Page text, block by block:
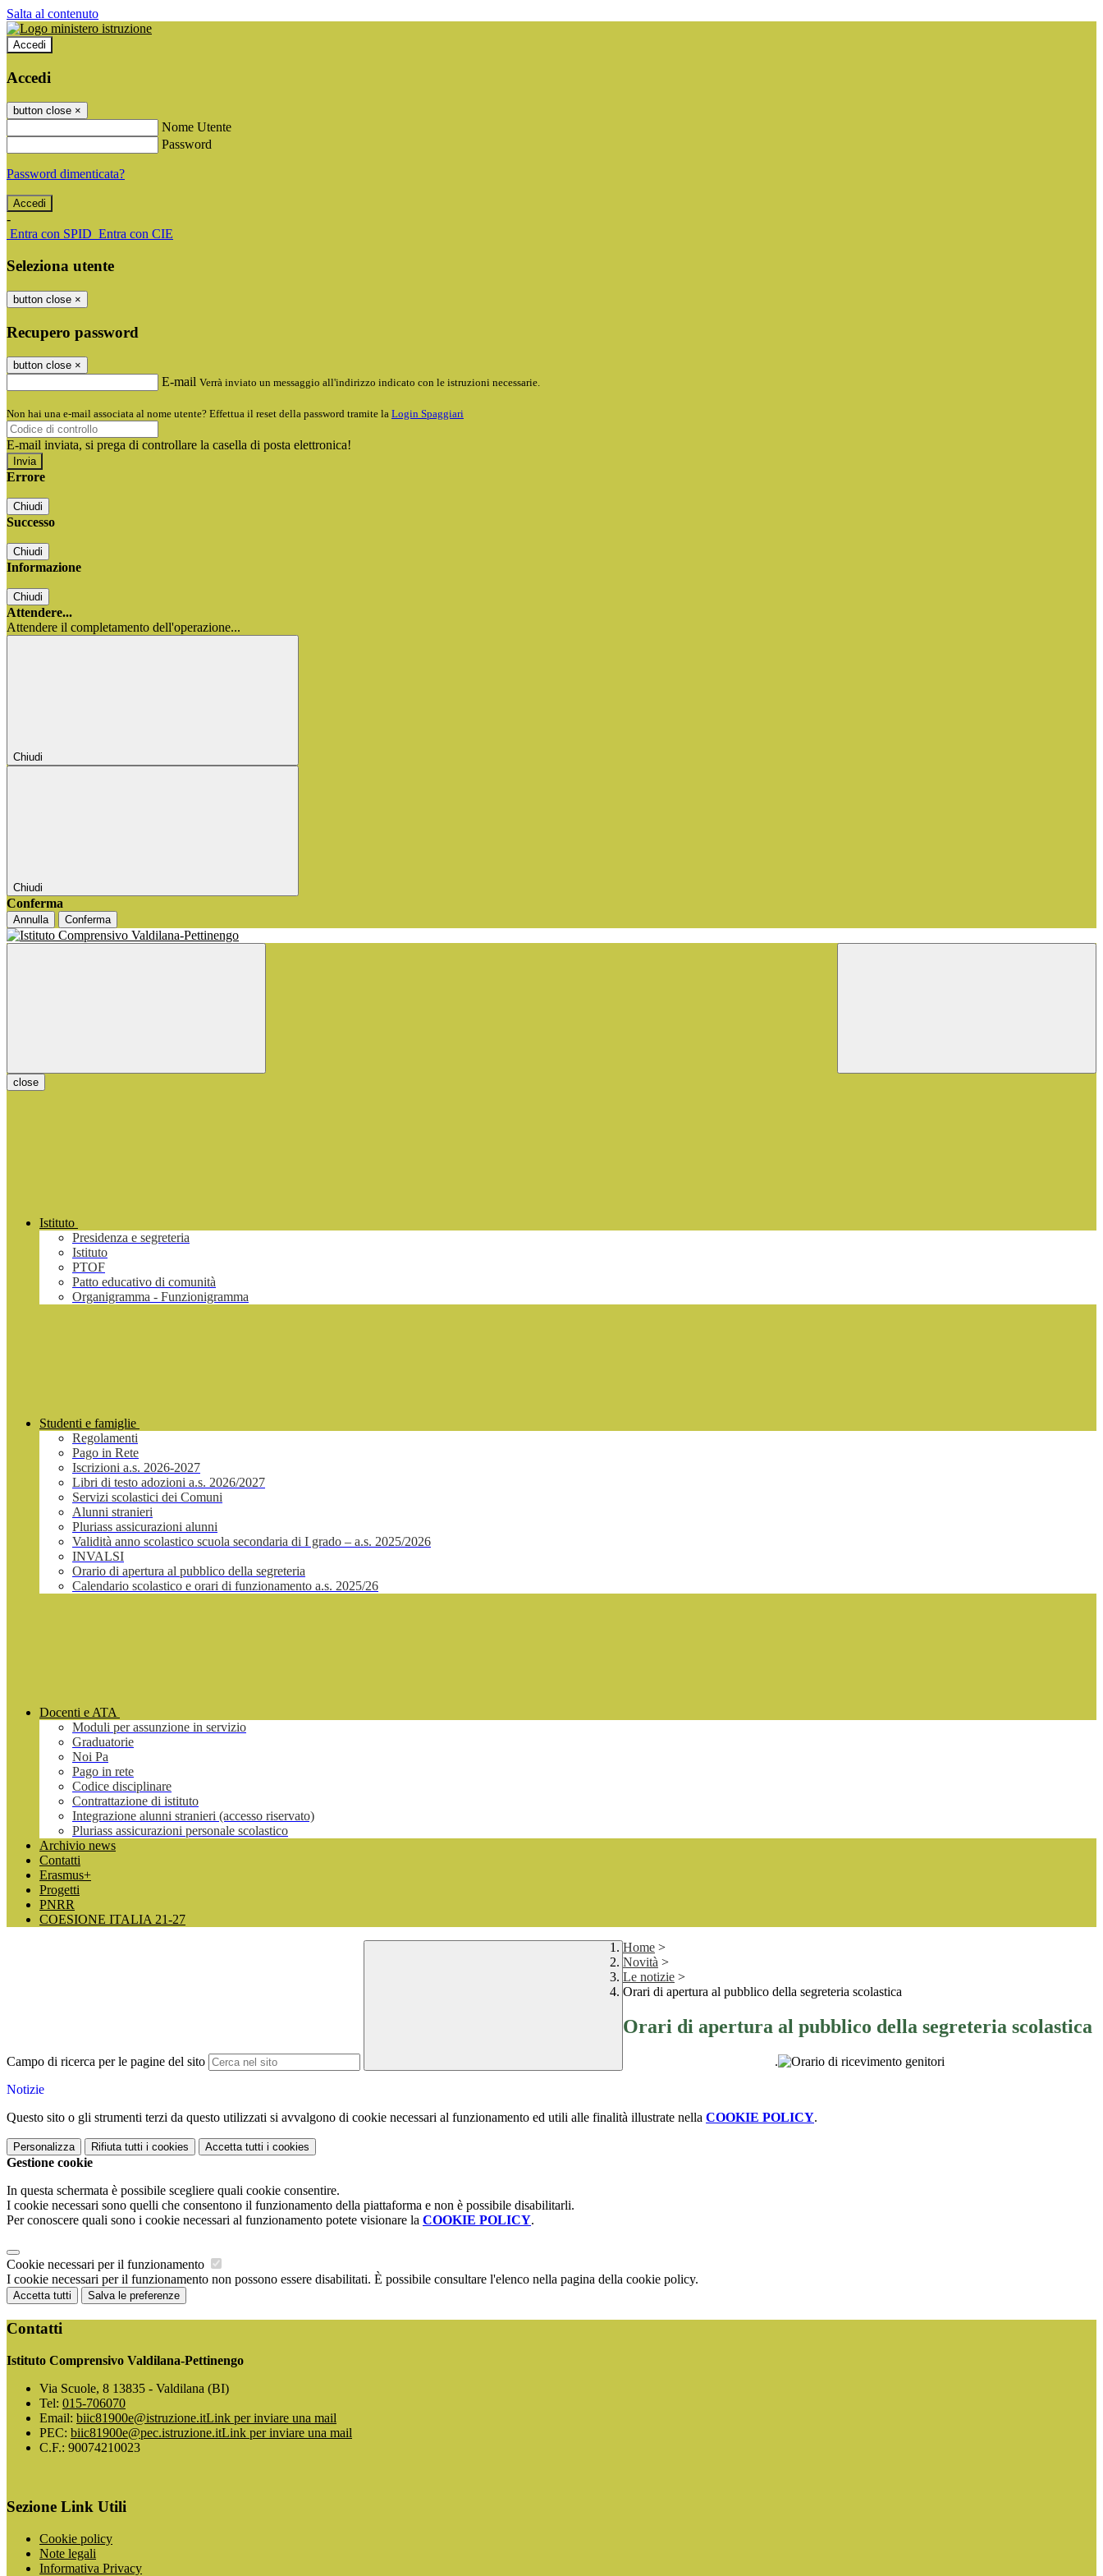
Salta al contenuto
Accedi
Accedi
button close ×
Nome Utente
Password
Password dimenticata?
-
Entra con SPID Entra con CIE
Seleziona utente
button close ×
Recupero password
button close ×
E-mail Verrà inviato un messaggio all'indirizzo indicato con le istruzioni necessarie.
Non hai una e-mail associata al nome utente? Effettua il reset della password tramite la Login Spaggiari
E-mail inviata, si prega di controllare la casella di posta elettronica!
Errore
Chiudi
Successo
Chiudi
Informazione
Chiudi
Attendere...
Attendere il completamento dell'operazione...
Chiudi
Chiudi
Conferma
Annulla Conferma
close
Istituto
Presidenza e segreteria
Istituto
PTOF
Patto educativo di comunità
Organigramma - Funzionigramma
Studenti e famiglie
Regolamenti
Pago in Rete
Iscrizioni a.s. 2026-2027
Libri di testo adozioni a.s. 2026/2027
Servizi scolastici dei Comuni
Alunni stranieri
Pluriass assicurazioni alunni
Validità anno scolastico scuola secondaria di I grado – a.s. 2025/2026
INVALSI
Orario di apertura al pubblico della segreteria
Calendario scolastico e orari di funzionamento a.s. 2025/26
Docenti e ATA
Moduli per assunzione in servizio
Graduatorie
Noi Pa
Pago in rete
Codice disciplinare
Contrattazione di istituto
Integrazione alunni stranieri (accesso riservato)
Pluriass assicurazioni personale scolastico
Archivio news
Contatti
Erasmus+
Progetti
PNRR
COESIONE ITALIA 21-27
Campo di ricerca per le pagine del sito
Home >
Novità >
Le notizie >
Orari di apertura al pubblico della segreteria scolastica
Orari di apertura al pubblico della segreteria scolastica
.
Notizie
Questo sito o gli strumenti terzi da questo utilizzati si avvalgono di cookie necessari al funzionamento ed utili alle finalità illustrate nella COOKIE POLICY.
Personalizza Rifiuta tutti i cookies Accetta tutti i cookies
Gestione cookie
In questa schermata è possibile scegliere quali cookie consentire.
I cookie necessari sono quelli che consentono il funzionamento della piattaforma e non è possibile disabilitarli.
Per conoscere quali sono i cookie necessari al funzionamento potete visionare la COOKIE POLICY.
Cookie necessari per il funzionamento
I cookie necessari per il funzionamento non possono essere disabilitati. È possibile consultare l'elenco nella pagina della cookie policy.
Accetta tutti Salva le preferenze
Contatti
Istituto Comprensivo Valdilana-Pettinengo
Via Scuole, 8 13835 - Valdilana (BI)
Tel: 015-706070
Email: biic81900e@istruzione.itLink per inviare una mail
PEC: biic81900e@pec.istruzione.itLink per inviare una mail
C.F.: 90074210023
Sezione Link Utili
Cookie policy
Note legali
Informativa Privacy